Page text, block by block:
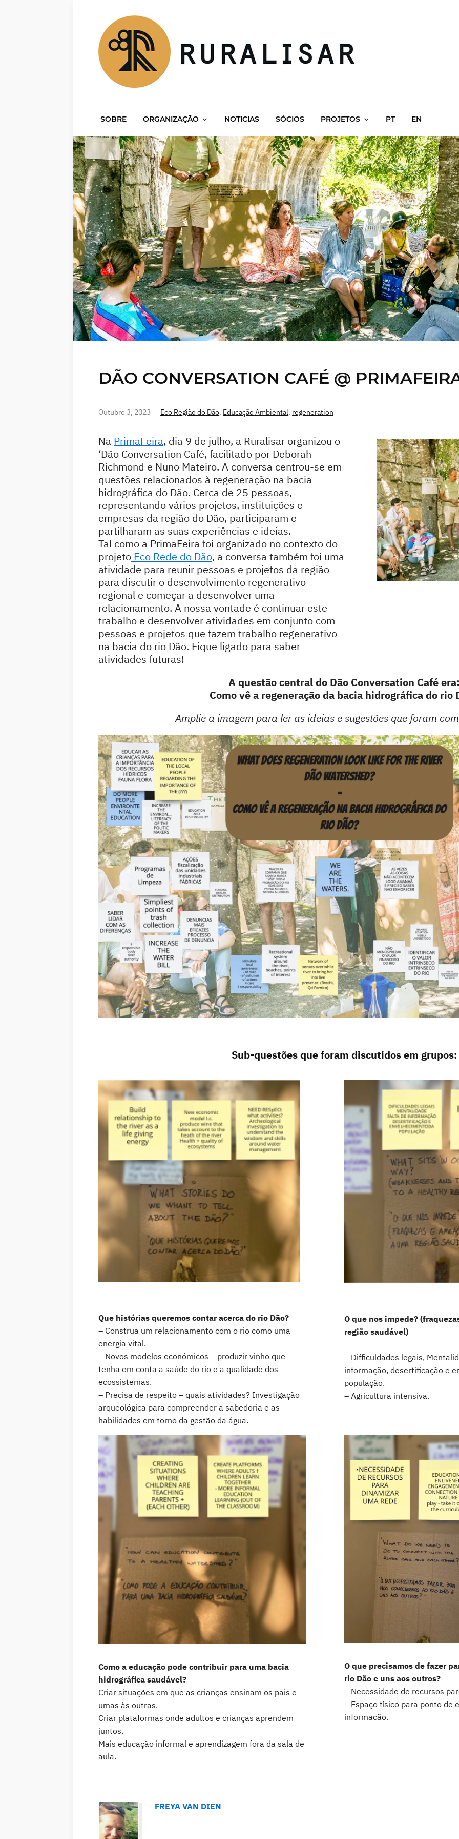
SOBRE ORGANIZAÇÃO NOTICIAS SÓCIOS PROJETOS PT EN
DÃO CONVERSATION CAFÉ @
Outubro 3, 2023 Eco Região do Dão, Educação Ambiental, regeneration
Na PrimaFeira, dia 9 de julho, a Ruralisar organizou o
‘Dão Conversation Café, facilitado por Deborah
Richmond e Nuno Mateiro. A conversa centrou-se em
questões relacionados à regeneração na bacia
hidrográfica do Dão. Cerca de 25 pessoas,
representando vários projetos, instituições e
empresas da região do Dão, participaram e
partilharam as suas experiências e ideias.
Tal como a PrimaFeira foi organizado no contexto do
projeto Eco Rede do Dão, a conversa também foi uma
atividade para reunir pessoas e projetos da região
para discutir o desenvolvimento regenerativo
regional e começar a desenvolver uma
relacionamento. A nossa vontade é continuar este
trabalho e desenvolver atividades em conjunto com
pessoas e projetos que fazem trabalho regenerativo
na bacia do rio Dão. Fique ligado para saber
atividades futuras!
A questão central do Dão Conversation Café
Como vê a regeneração da bacia hidrográfica do rio
Amplie a imagem para ler as ideias e sugestões que foram
Sub-questões que foram discutidos em grupos:
Que histórias queremos contar acerca do rio Dão?
– Construa um relacionamento com o rio como uma
energia vital.
– Novos modelos económicos – produzir vinho que
tenha em conta a saúde do rio e a qualidade dos
ecossistemas.
– Precisa de respeito – quais atividades? Investigação
arqueológica para compreender a sabedoria e as
habilidades em torno da gestão da água.
O que nos impede?
região saudável)
– Difficuldades legais,
informação, desertificação e
população.
– Agricultura intensiva.
Como a educação pode contribuir para uma bacia
hidrográfica saudável?
Criar situações em que as crianças ensinam os pais e
umas às outras.
Criar plataformas onde adultos e crianças aprendem
juntos.
Mais educação informal e aprendizagem fora da sala de
aula.
O que precisamos de fazer
rio Dão e uns aos outros?
– Necessidade de recursos
– Espaço físico para ponto de
informacão.
FREYA VAN DIEN